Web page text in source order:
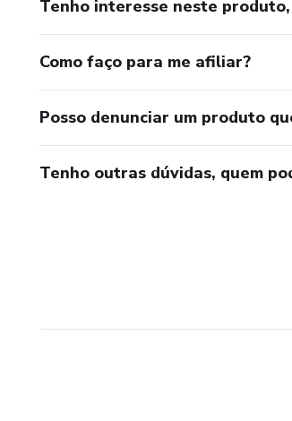
Tenho interesse neste
Como faço para me afiliar?
Posso denunciar um produto
Tenho outras dúvidas, quem